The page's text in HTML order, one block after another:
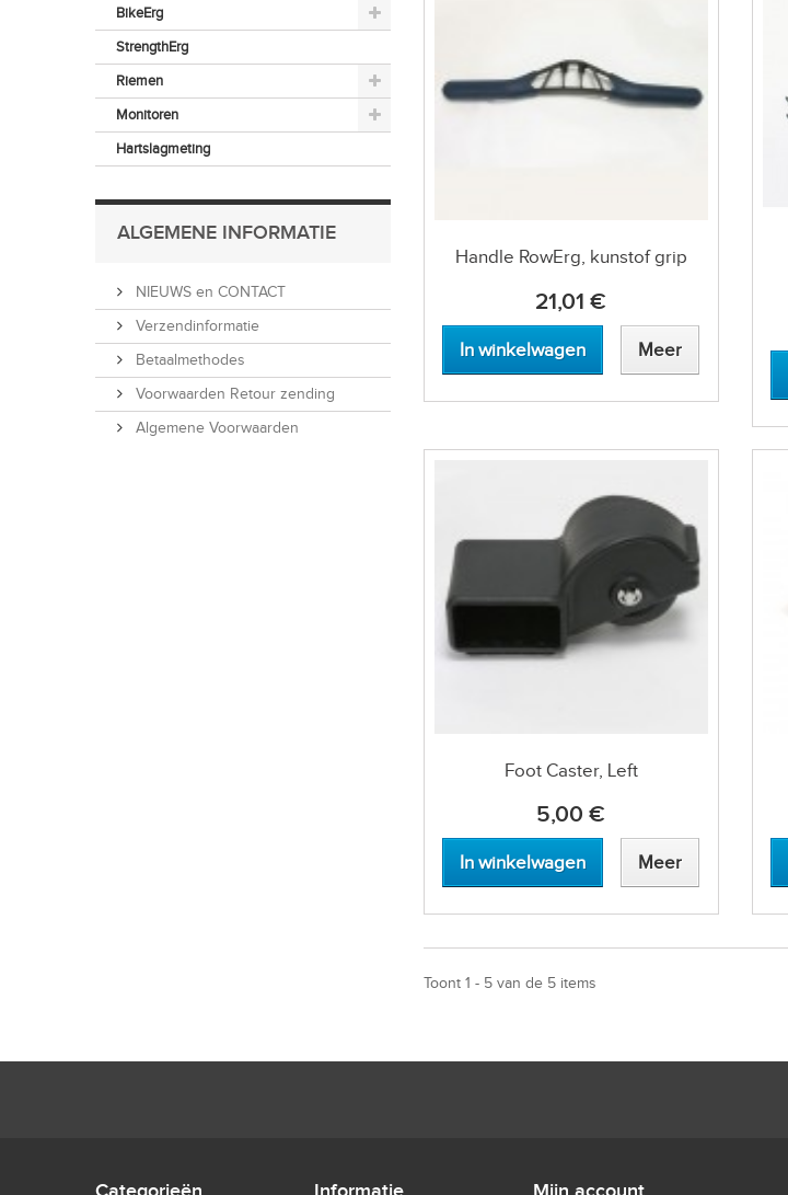
BikeErg
StrengthErg
Riemen
Monitoren
Hartslagmeting
ALGEMENE INFORMATIE
NIEUWS en CONTACT
Verzendinformatie
Betaalmethodes
Voorwaarden Retour zending
Algemene Voorwaarden
Handle RowErg, kunstof grip
21,01 €
In winkelwagen Meer
Foot Caster, Left
5,00 €
In winkelwagen Meer
Toont 1 - 5 van de 5 items